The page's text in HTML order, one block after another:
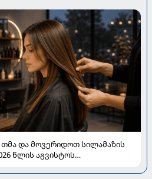
და მოვერიდოთ სილამაზის
წლის აგვისტოს